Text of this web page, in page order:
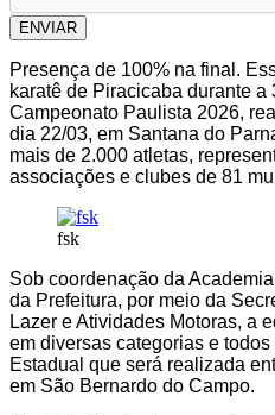
ENVIAR
Presença de 100% na final.
karatê de Piracicaba durante a
Campeonato Paulista 2026,
dia 22/03, em Santana do
mais de 2.000 atletas,
associações e clubes de 81
fsk
Sob coordenação da
da Prefeitura, por meio da
Lazer e Atividades Motoras, a
em diversas categorias e
Estadual que será realizada
em São Bernardo do Campo.